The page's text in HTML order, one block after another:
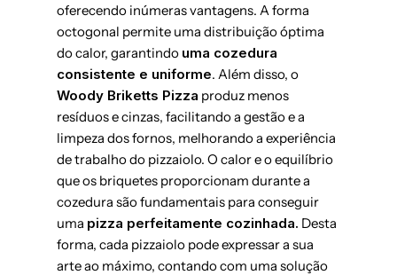
oferecendo inúmeras vantagens. A forma
octogonal permite uma distribuição óptima
do calor, garantindo uma cozedura
consistente e uniforme. Além disso, o
Woody Briketts Pizza produz menos
resíduos e cinzas, facilitando a gestão e a
limpeza dos fornos, melhorando a experiência
de trabalho do pizzaiolo. O calor e o equilíbrio
que os briquetes proporcionam durante a
cozedura são fundamentais para conseguir
uma pizza perfeitamente cozinhada. Desta
forma, cada pizzaiolo pode expressar a sua
arte ao máximo, contando com uma solução